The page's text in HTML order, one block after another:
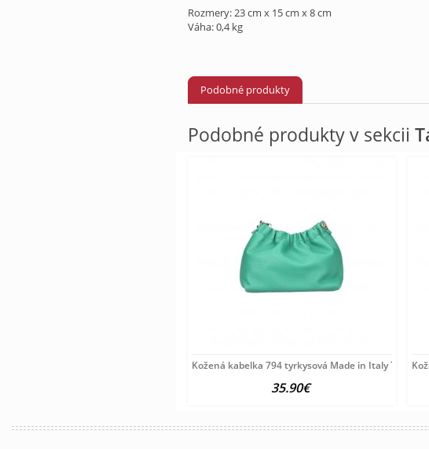
Rozmery: 23 cm x 15 cm x 8 cm
Váha: 0,4 kg
Podobné produkty
Podobné produkty v sekcii
Kožená kabelka 794 tyrkysová Made in Italy
35.90€